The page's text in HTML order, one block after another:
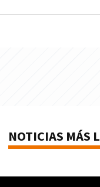
NOTICIAS MÁS